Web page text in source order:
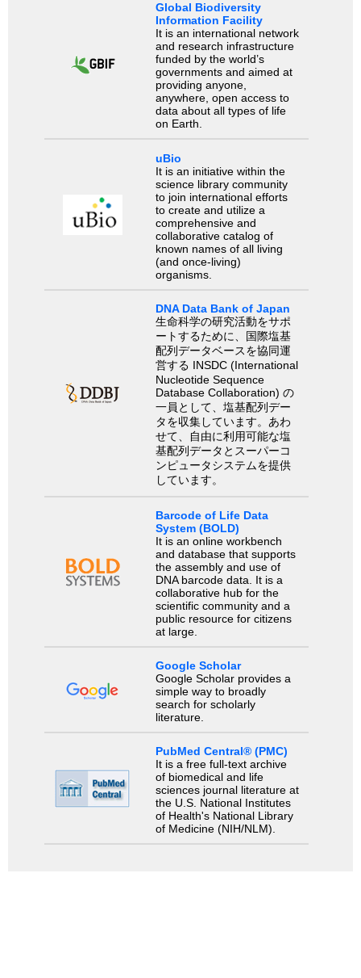
Global Biodiversity
Information Facility
It is an international network
and research infrastructure
funded by the world’s
governments and aimed at
providing anyone,
anywhere, open access to
data about all types of life
on Earth.
uBio
It is an initiative within the
science library community
to join international efforts
to create and utilize a
comprehensive and
collaborative catalog of
known names of all living
(and once-living)
organisms.
DNA Data Bank of Japan
生命科学の研究活動をサポ
ートするために、国際塩基
配列データベースを協同運
営する INSDC (International
Nucleotide Sequence
Database Collaboration) の
一員として、塩基配列デー
タを収集しています。あわ
せて、自由に利用可能な塩
基配列データとスーパーコ
ンピュータシステムを提供
しています。
Barcode of Life Data
System (BOLD)
It is an online workbench
and database that supports
the assembly and use of
DNA barcode data. It is a
collaborative hub for the
scientific community and a
public resource for citizens
at large.
Google Scholar
Google Scholar provides a
simple way to broadly
search for scholarly
literature.
PubMed Central® (PMC)
It is a free full-text archive
of biomedical and life
sciences journal literature at
the U.S. National Institutes
of Health's National Library
of Medicine (NIH/NLM).